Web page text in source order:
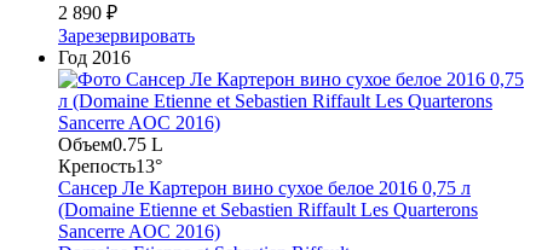
2 890 ₽
Зарезервировать
Год 2016
Объем0.75 L
Крепость13°
Сансер Ле Картерон вино сухое белое 2016 0,75 л
(Domaine Etienne et Sebastien Riffault Les Quarterons
Sancerre AOC 2016)